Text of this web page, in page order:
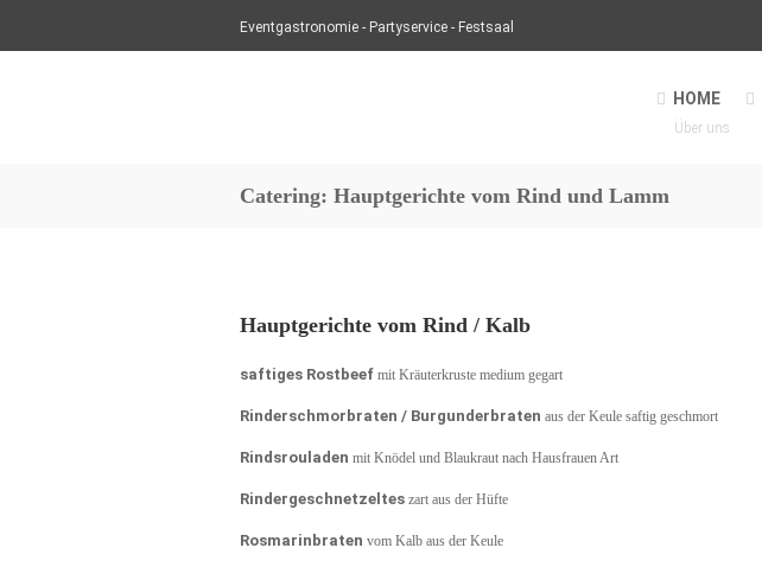
Eventgastronomie - Partyservice - Festsaal
HOME
Über uns
Catering: Hauptgerichte vom Rind und Lamm
Hauptgerichte vom Rind / Kalb
saftiges Rostbeef mit Kräuterkruste medium gegart
Rinderschmorbraten / Burgunderbraten aus der Keule saftig geschmort
Rindsrouladen mit Knödel und Blaukraut nach Hausfrauen Art
Rindergeschnetzeltes zart aus der Hüfte
Rosmarinbraten vom Kalb aus der Keule